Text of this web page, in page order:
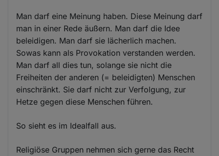
Man darf eine Meinung haben. Diese Meinung darf
man in einer Rede äußern. Man darf die Idee
beleidigen. Man darf sie lächerlich machen.
Sowas kann als Provokation verstanden werden.
Man darf all dies tun, solange sie nicht die
Freiheiten der anderen (= beleidigten) Menschen
einschränkt. Sie darf nicht zur Verfolgung, zur
Hetze gegen diese Menschen führen.
So sieht es im Idealfall aus.
Religiöse Gruppen nehmen sich gerne das Recht